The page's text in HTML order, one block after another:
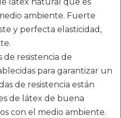
látex natural que es
ambiente. Fuerte
y perfecta elasticidad,
de resistencia de
para garantizar un
de resistencia están
de látex de buena
con el medio ambiente.